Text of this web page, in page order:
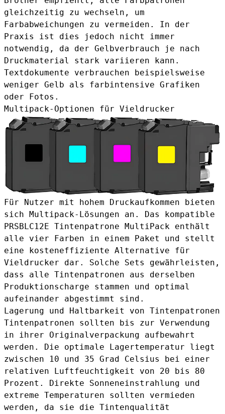
gleichzeitig zu wechseln, um
Farbabweichungen zu vermeiden. In der
Praxis ist dies jedoch nicht immer
notwendig, da der Gelbverbrauch je nach
Druckmaterial stark variieren kann.
Textdokumente verbrauchen beispielsweise
weniger Gelb als farbintensive Grafiken
oder Fotos.
Multipack-Optionen für Vieldrucker
Für Nutzer mit hohem Druckaufkommen bieten
sich Multipack-Lösungen an. Das kompatible
PRSBLC12E Tintenpatrone MultiPack enthält
alle vier Farben in einem Paket und stellt
eine kosteneffiziente Alternative für
Vieldrucker dar. Solche Sets gewährleisten,
dass alle Tintenpatronen aus derselben
Produktionscharge stammen und optimal
aufeinander abgestimmt sind.
Lagerung und Haltbarkeit von Tintenpatronen
Tintenpatronen sollten bis zur Verwendung
in ihrer Originalverpackung aufbewahrt
werden. Die optimale Lagertemperatur liegt
zwischen 10 und 35 Grad Celsius bei einer
relativen Luftfeuchtigkeit von 20 bis 80
Prozent. Direkte Sonneneinstrahlung und
extreme Temperaturen sollten vermieden
werden, da sie die Tintenqualität